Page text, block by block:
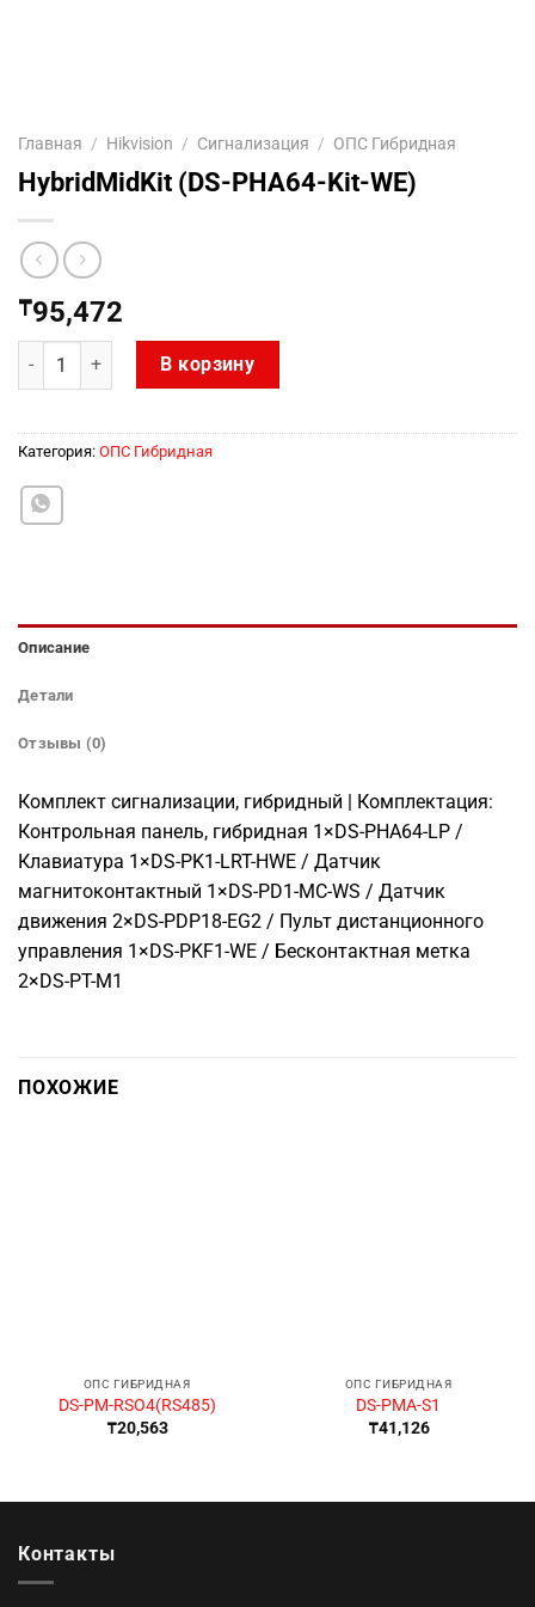
Главная / Hikvision / Сигнализация / ОПС Гибридная
HybridMidKit (DS-PHA64-Kit-WE)
₸95,472
Количество товара HybridMidKit (DS-PHA64-Kit-WE)
В корзину
Категория: ОПС Гибридная
Описание
Детали
Отзывы (0)
Комплект сигнализации, гибридный | Комплектация:
Контрольная панель, гибридная 1×DS-PHA64-LP /
Клавиатура 1×DS-PK1-LRT-HWE / Датчик
магнитоконтактный 1×DS-PD1-MC-WS / Датчик
движения 2×DS-PDP18-EG2 / Пульт дистанционного
управления 1×DS-PKF1-WE / Бесконтактная метка
2×DS-PT-M1
ПОХОЖИЕ
ОПС ГИБРИДНАЯ
DS-PM-RSO4(RS485)
₸20,563
ОПС ГИБРИДНАЯ
DS-PMA-S1
₸41,126
Контакты